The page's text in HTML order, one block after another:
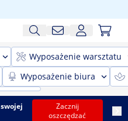
Wyposażenie warsztatu
Wyposażenie biura
Zacznij
oszczędzać